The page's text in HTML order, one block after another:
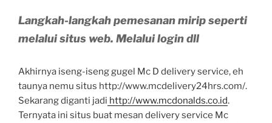
Langkah-langkah pemesanan mirip seperti
melalui situs web. Melalui login dll
Akhirnya iseng-iseng gugel Mc D delivery service, eh
taunya nemu situs http://www.mcdelivery24hrs.com/.
Sekarang diganti jadi http://www.mcdonalds.co.id.
Ternyata ini situs buat mesan delivery service Mc